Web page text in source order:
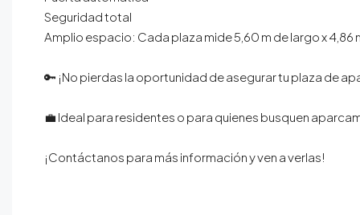
Seguridad total⁣
Amplio espacio: Cada plaza mide 5,60 m de largo x 4,86
🔑 ¡No pierdas la oportunidad de asegurar tu plaza de
💼 Ideal para residentes o para quienes busquen
¡Contáctanos para más información y ven a verlas!⁣